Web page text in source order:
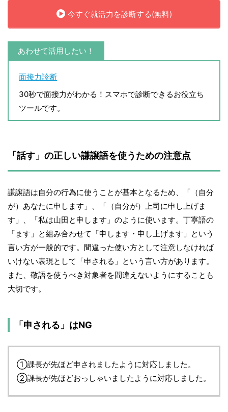
今すぐ就活力を診断する(無料)
あわせて活用したい！
面接力診断
30秒で面接力がわかる！スマホで診断できるお役立ち
ツールです。
「話す」の正しい謙譲語を使うための注意点
謙譲語は自分の行為に使うことが基本となるため、「（自分
が）あなたに申します」、「（自分が）上司に申し上げま
す」、「私は山田と申します」のように使います。丁寧語の
「ます」と組み合わせて「申します・申し上げます」という
言い方が一般的です。間違った使い方として注意しなければ
いけない表現として「申される」という言い方があります。
また、敬語を使うべき対象者を間違えないようにすることも
大切です。
「申される」はNG
①課長が先ほど申されましたように対応しました。
②課長が先ほどおっしゃいましたように対応しました。